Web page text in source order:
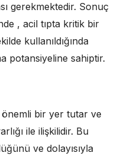
gerekmektedir. Sonuç
, acil tıpta kritik bir
kullanıldığında
potansiyeline sahiptir.
bir yer tutar ve
ile ilişkilidir. Bu
ve dolayısıyla